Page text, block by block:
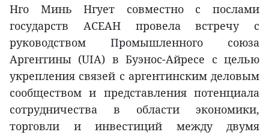
Нго Минь Нгует совместно с послами
государств АСЕАН провела встречу с
руководством Промышленного союза
Аргентины (UIA) в Буэнос-Айресе с целью
укрепления связей с аргентинским деловым
сообществом и представления потенциала
сотрудничества в области экономики,
торговли и инвестиций между двумя